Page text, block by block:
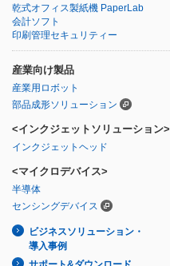
乾式オフィス製紙機 PaperLab
会計ソフト
印刷管理セキュリティー
産業向け製品
産業用ロボット
部品成形ソリューション
<インクジェットソリューション>
インクジェットヘッド
<マイクロデバイス>
半導体
センシングデバイス
ビジネスソリューション・
導入事例